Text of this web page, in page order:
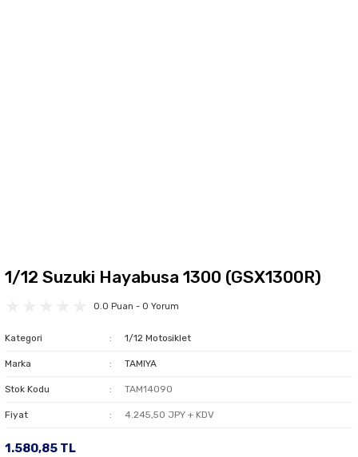
1/12 Suzuki Hayabusa 1300 (GSX1300R)
0.0 Puan - 0 Yorum
Kategori 1/12 Motosiklet
Marka TAMIYA
Stok Kodu TAM14090
Fiyat 4.245,50 JPY + KDV
1.580,85 TL